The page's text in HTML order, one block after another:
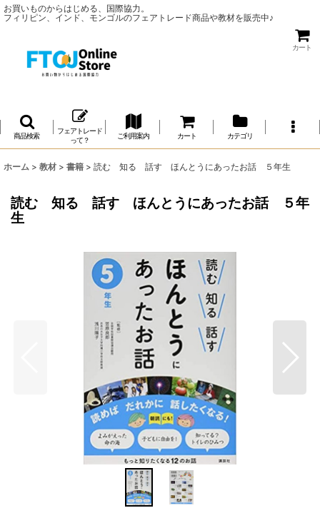
お買いものからはじめる、国際協力。
フィリピン、インド、モンゴルのフェアトレード商品や教材を販売中♪
カート
商品検索
フェアトレード
って？
ご利用案内 カート カテゴリ
ホーム > 教材 > 書籍 > 読む 知る 話す ほんとうにあったお話 ５年生
読む 知る 話す ほんとうにあったお話 ５年
生